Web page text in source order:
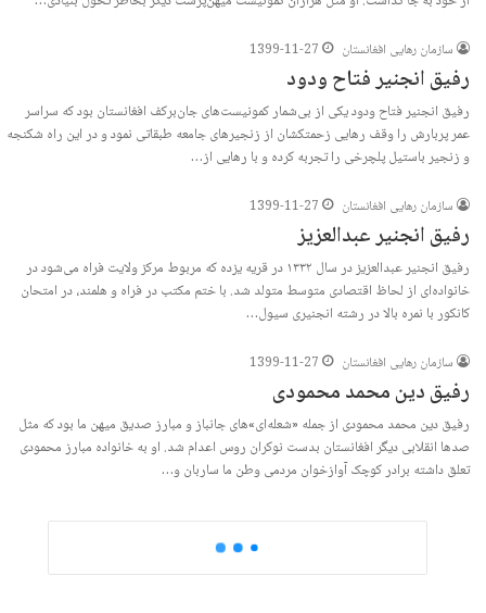
سازمان رهایی افغانستان 1399-11-27
رفیق انجنیر فتاح ودود
رفیق انجنیر فتاح ودود یکی از بی‌شمار کمونیست‌های جان‌برکف افغانستان بود که سراسر
عمر پربارش را وقف رهایی زحمتکشان از زنجیرهای جامعه طبقاتی نمود و در این راه شکنجه
و زنجیر باستیل پلچرخی را تجربه کرده و با رهایی از…
سازمان رهایی افغانستان 1399-11-27
رفیق انجنیر عبدالعزیز
رفیق انجنیر عبدالعزیز در سال ١٣٣٢ در قریه یزده که مربوط مرکز ولایت فراه می‌شود در
خانواده‌ا‌ی از لحاظ اقتصادی متوسط متولد شد. با ختم مکتب در فراه و هلمند، در امتحان
کانکور با نمره بالا در رشته انجنیری سیول…
سازمان رهایی افغانستان 1399-11-27
رفیق دین محمد محمودی
رفیق دین محمد محمودی از جمله «شعله‌ای»های جانباز و مبارز صدیق میهن ما بود که مثل
صدها انقلابی دیگر افغانستان بدست نوکران روس اعدام شد. او به خانواده مبارز محمودی
تعلق داشته برادر کوچک آوازخوان مردمی وطن ما ساربان و…